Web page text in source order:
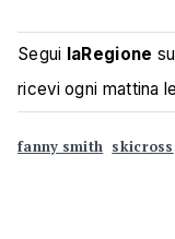
Segui laRegione
ricevi ogni mattina
fanny smith skicross